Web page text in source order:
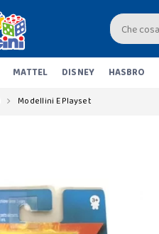
MATTEL DISNEY HASBRO
Modellini E Playset